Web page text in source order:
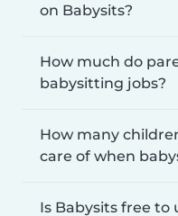
on Babysits?
How much do
babysitting jobs?
How many
care of when
Is Babysits free to